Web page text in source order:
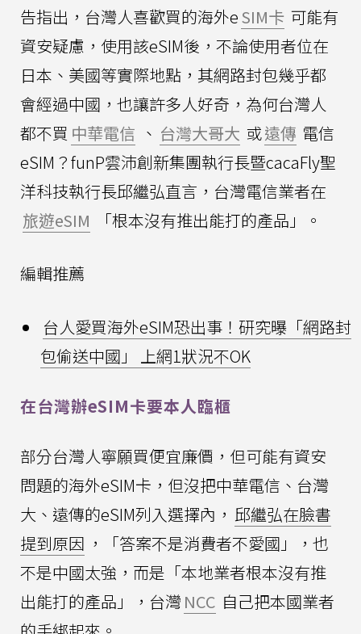
告指出，台灣人喜歡買的海外eSIM卡 可能有
資安疑慮，使用該eSIM後，不論使用者位在
日本、美國等實際地點，其網路封包幾乎都
會經過中國，也讓許多人好奇，為何台灣人
都不買 中華電信 、 台灣大哥大 或遠傳 電信
eSIM？funP雲沛創新集團執行長暨cacaFly聖
洋科技執行長邱繼弘直言，台灣電信業者在
旅遊eSIM
「根本沒有推出能打的產品」。
編輯推薦
台人愛買海外eSIM恐出事！研究曝「網路封
包偷送中國」 上網1狀況不OK
在台灣辦eSIM卡要本人臨櫃
部分台灣人寧願買便宜廉價，但可能有資安
問題的海外eSIM卡，但沒把中華電信、台灣
大、遠傳的eSIM列入選擇內， 邱繼弘在臉書
提到原因 ，「答案不是消費者不愛國」，也
不是中國太強，而是「本地業者根本沒有推
出能打的產品」，台灣 NCC 自己把本國業者